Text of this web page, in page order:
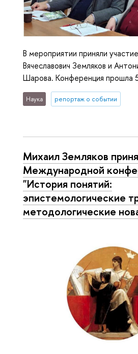
В мероприятии приняли
Вячеславович Земляков и
Шарова. Конференция прошла
Наука репортаж о событии
Михаил Земляков
Международной
"История понятий:
эпистемологические
методологические